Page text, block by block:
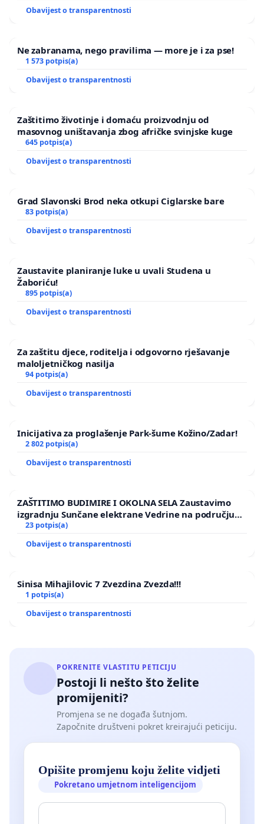
Obavijest o transparentnosti
Ne zabranama, nego pravilima — more je i za pse!
1 573 potpis(a)
Obavijest o transparentnosti
Zaštitimo životinje i domaću proizvodnju od
masovnog uništavanja zbog afričke svinjske kuge
645 potpis(a)
Obavijest o transparentnosti
Grad Slavonski Brod neka otkupi Ciglarske bare
83 potpis(a)
Obavijest o transparentnosti
Zaustavite planiranje luke u uvali Studena u
Žaboriću!
895 potpis(a)
Obavijest o transparentnosti
Za zaštitu djece, roditelja i odgovorno rješavanje
maloljetničkog nasilja
94 potpis(a)
Obavijest o transparentnosti
Inicijativa za proglašenje Park-šume Kožino/Zadar!
2 802 potpis(a)
Obavijest o transparentnosti
ZAŠTITIMO BUDIMIRE I OKOLNA SELA Zaustavimo
izgradnju Sunčane elektrane Vedrine na području
Ugljana
23 potpis(a)
Obavijest o transparentnosti
Sinisa Mihajilovic 7 Zvezdina Zvezda!!!
1 potpis(a)
Obavijest o transparentnosti
POKRENITE VLASTITU PETICIJU
Postoji li nešto što želite
promijeniti?
Promjena se ne događa šutnjom.
Započnite društveni pokret kreirajući peticiju.
Opišite promjenu koju želite vidjeti
Pokretano umjetnom inteligencijom